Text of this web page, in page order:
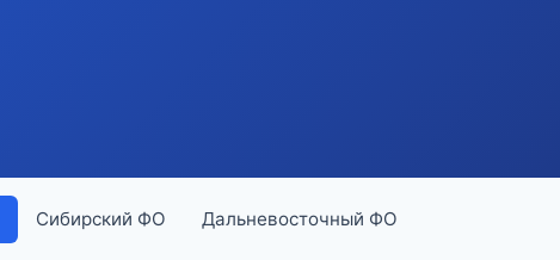
Сибирский ФО Дальневосточный ФО